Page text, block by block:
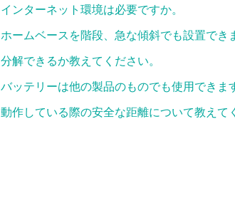
インターネット環境は必要ですか。
ホームベースを階段、急な傾斜でも設置でき
分解できるか教えてください。
バッテリーは他の製品のものでも使用できま
動作している際の安全な距離について教えて